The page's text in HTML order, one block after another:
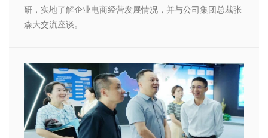
研，实地了解企业电商经营发展情况，并与公司集团总裁张
森大交流座谈。